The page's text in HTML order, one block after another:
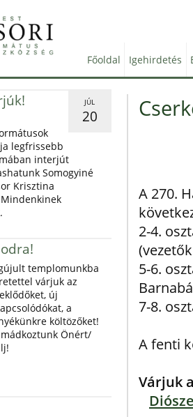
Főoldal Igehirdetés
JÚL
20
legfrissebb
interjút
Somogyiné
Krisztina
templomunkba
várjuk az
új
a
költözőket!
Önért/
A 270.
2-4.
5-6.
7-8.
A fenti
Várjuk